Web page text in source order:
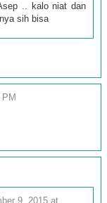
.. kalo niat dan
sih bisa
9, 2015 at